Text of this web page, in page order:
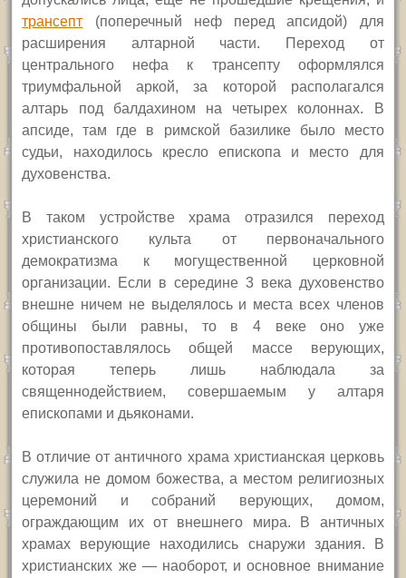
трансепт (поперечный неф перед апсидой) для
расширения алтарной части. Переход от
центрального нефа к трансепту оформлялся
триумфальной аркой, за которой располагался
алтарь под балдахином на четырех колоннах. В
апсиде, там где в римской базилике было место
судьи, находилось кресло епископа и место для
духовенства.
В таком устройстве храма отразился переход
христианского культа от первоначального
демократизма к могущественной церковной
организации. Если в середине 3 века духовенство
внешне ничем не выделялось и места всех членов
общины были равны, то в 4 веке оно уже
противопоставлялось общей массе верующих,
которая теперь лишь наблюдала за
священнодействием, совершаемым у алтаря
епископами и дьяконами.
В отличие от античного храма христианская церковь
служила не домом божества, а местом религиозных
церемоний и собраний верующих, домом,
ограждающим их от внешнего мира. В античных
храмах верующие находились снаружи здания. В
христианских же — наоборот, и основное внимание